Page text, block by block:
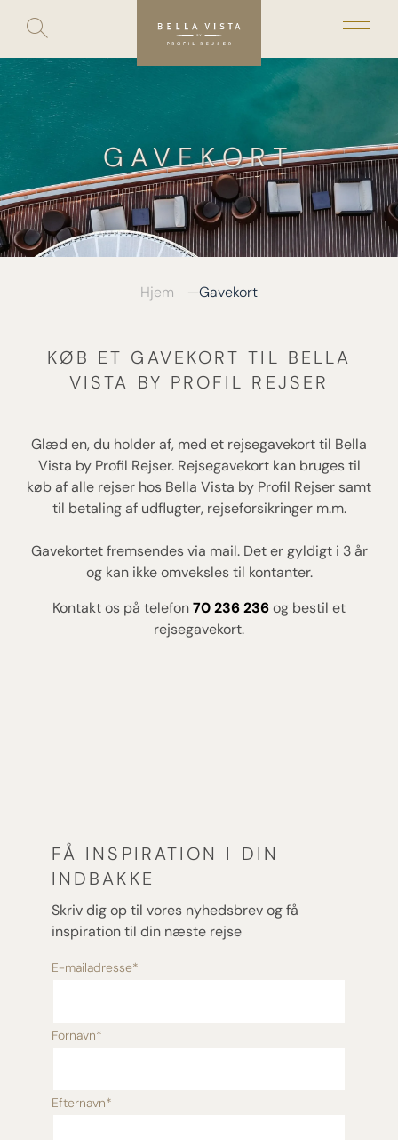
Skip
content
Toggle
search
GAVEKORT
Hjem Gavekort
KØB ET GAVEKORT TIL BELLA
VISTA BY PROFIL REJSER
Glæd en, du holder af, med et rejsegavekort til Bella
Vista by Profil Rejser. Rejsegavekort kan bruges til
køb af alle rejser hos Bella Vista by Profil Rejser samt
til betaling af udflugter, rejseforsikringer m.m.
Gavekortet fremsendes via mail. Det er gyldigt i 3 år
og kan ikke omveksles til kontanter.
Kontakt os på telefon70 236 236og bestil et
rejsegavekort.
FÅ INSPIRATION I DIN
INDBAKKE
Skriv dig op til vores nyhedsbrev og få
inspiration til din næste rejse
E-mailadresse*
Fornavn*
Efternavn*